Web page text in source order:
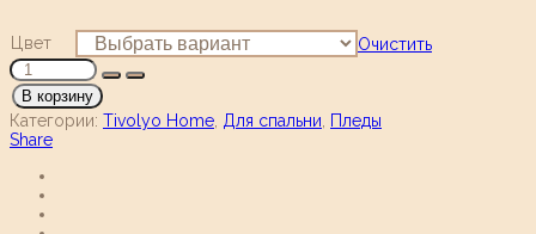
Цвет Очистить
В корзину
Категории: Tivolyo Home Для спальни
Пледы
Share